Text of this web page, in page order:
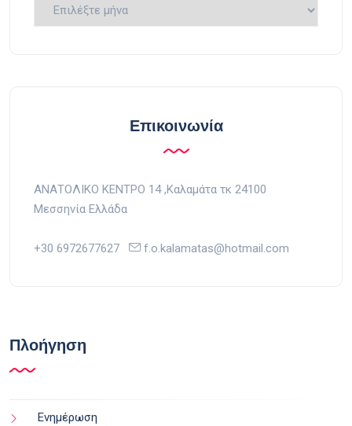
Επικοινωνία
ΑΝΑΤΟΛΙΚΟ ΚΕΝΤΡΟ 14 ,Kαλαμάτα τκ 24100
Μεσσηνία Ελλάδα
+30 6972677627 f.o.kalamatas@hotmail.com
Πλοήγηση
Ενημέρωση